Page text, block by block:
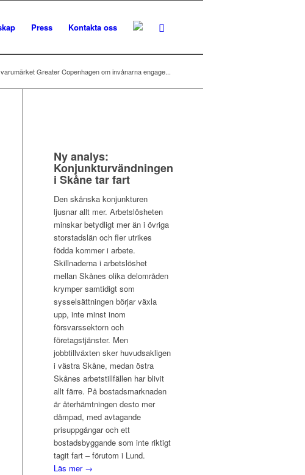
Press Kontakta oss
Greater Copenhagen om invånarna engage...
Ny analys:
Konjunkturvändningen
i Skåne tar fart
Den skånska konjunkturen
ljusnar allt mer. Arbetslösheten
minskar betydligt mer än i övriga
storstadslän och fler utrikes
födda kommer i arbete.
Skillnaderna i arbetslöshet
mellan Skånes olika delområden
krymper samtidigt som
sysselsättningen börjar växla
upp, inte minst inom
försvarssektorn och
företagstjänster. Men
jobbtillväxten sker huvudsakligen
i västra Skåne, medan östra
Skånes arbetstillfällen har blivit
allt färre. På bostadsmarknaden
är återhämtningen desto mer
dämpad, med avtagande
prisuppgångar och ett
bostadsbyggande som inte riktigt
tagit fart – förutom i Lund.
Läs mer →